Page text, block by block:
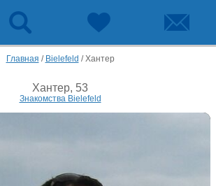
Главная / Bielefeld /Хантер
Хантер, 53
Знакомства Bielefeld